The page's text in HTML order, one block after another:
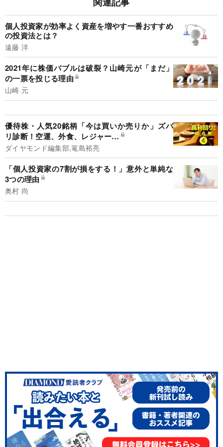
個人投資家が効率よく資産を増やす一番おすすめ
の投資法とは？
遠藤 洋
2021年に株価バブルは破裂？山崎元が「まだ」
の一票を投じる理由
山崎 元
優待株・人気20銘柄「今は買いか売りか」ズバ
リ診断！空運、外食、レジャー…
ダイヤモンド編集部,篭島裕亮
「個人投資家の7割が損をする！」意外と単純な
3つの理由
奥村 尚